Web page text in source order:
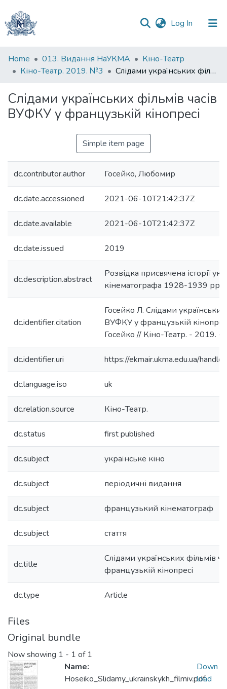
Log In (current)
Communities
&
All of DSpace
Home 013. Видання НаУКМА
Кіно-Театр
Кіно-Театр. 2019. №3
Слідами українських фільмів часів ВУФКУ у французькій кінопресі
Слідами українських фільмів часів
ВУФКУ у французькій кінопресі
Simple item page
dc.contributor.author Госейко, Любомир
dc.date.accessioned 2021-06-10T21:42:37Z
dc.date.available 2021-06-10T21:42:37Z
dc.date.issued 2019
dc.description.abstract
Розвідка присвячена історії
кінематографа 1928-1939 рр
dc.identifier.citation
Госейко Л. Слідами українських
ВУФКУ у французькій
Госейко // Кіно-Театр. - 2019.
dc.identifier.uri https://ekmair.ukma.edu.ua/
dc.language.iso uk
dc.relation.source Кіно-Театр.
dc.status first published
dc.subject українське кіно
dc.subject періодичні видання
dc.subject французький кінематограф
dc.subject стаття
dc.title
Слідами українських фільмів
французькій кінопресі
dc.type Article
Files
Original bundle
Now showing 1 - 1 of 1
Name:
Hoseiko_Slidamy_ukrainskykh_filmiv.pdf
Down
load